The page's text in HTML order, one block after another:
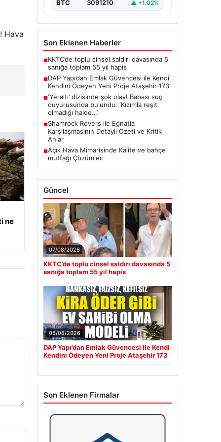
Hava
ne
BTC 3091210 ▲ +1.02%
Son Eklenen Haberler
■KKTC’de toplu cinsel saldırı davasında 5
sanığa toplam 55 yıl hapis
■DAP Yapı’dan Emlak Güvencesi ile Kendi
Kendini Ödeyen Yeni Proje Ataşehir 173
■‘Yeraltı’ dizisinde şok olay! Babası suç
duyurusunda bulundu: ‘Kızımla reşit
olmadığı halde…’
■Shamrock Rovers ile Egnatia
Karşılaşmasının Detaylı Özeti ve Kritik
Anlar
■Açık Hava Mimarisinde Kalite ve bahçe
mutfağı Çözümleri
Güncel
07/08/2026
KKTC’de toplu cinsel saldırı davasında 5
sanığa toplam 55 yıl hapis
06/08/2026
DAP Yapı’dan Emlak Güvencesi ile Kendi
Kendini Ödeyen Yeni Proje Ataşehir 173
Son Eklenen Firmalar